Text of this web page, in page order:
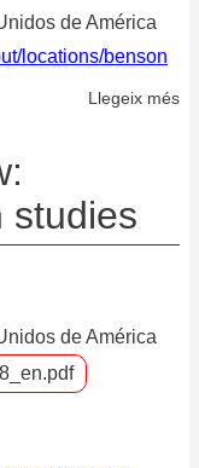
de América
locations/benson
Llegeix més
studies
de América